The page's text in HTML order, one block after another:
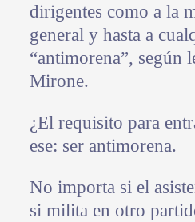
dirigentes como a la
general y hasta a
“antimorena”, según
Mirone.
¿El requisito para
ese: ser antimorena.
No importa si el
si milita en otro